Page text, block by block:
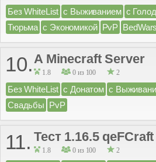
Без WhiteList с Выживанием с
Тюрьма с Экономикой PvP BedWars
10.A Minecraft Server
1.8 0 из 100 2
Без WhiteList с Донатом с
Свадьбы PvP
11. Тест 1.16.5 qeFCraft
1.8 0 из 100 2